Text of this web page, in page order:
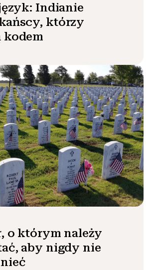
Indianie
którzy
kodem
o którym należy
aby nigdy nie